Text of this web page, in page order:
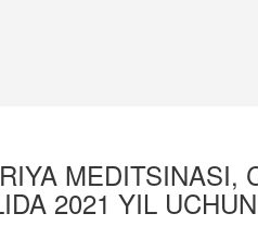
MEDITSINASI,
2021 YIL